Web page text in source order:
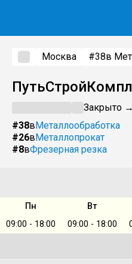
Москва #38в
Закрыто →
#38вМеталлообработка
#26вМеталлопрокат
#8вФрезерная резка
Пн Вт
09:00 - 18:00
09:00 - 18:00